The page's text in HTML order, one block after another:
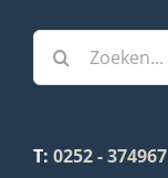
Zoeken
naar:
T: 0252 - 374967